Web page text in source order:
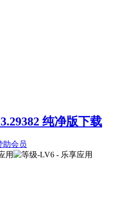
纯净版下载